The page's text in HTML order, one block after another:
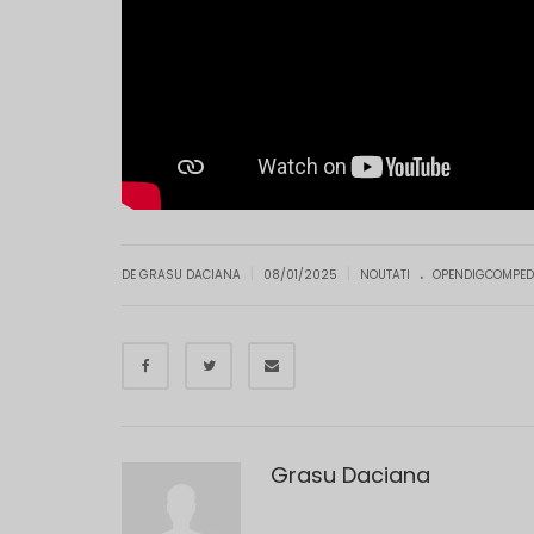
DE GRASU DACIANA 08/01/2025 NOUTATI .
Grasu Daciana